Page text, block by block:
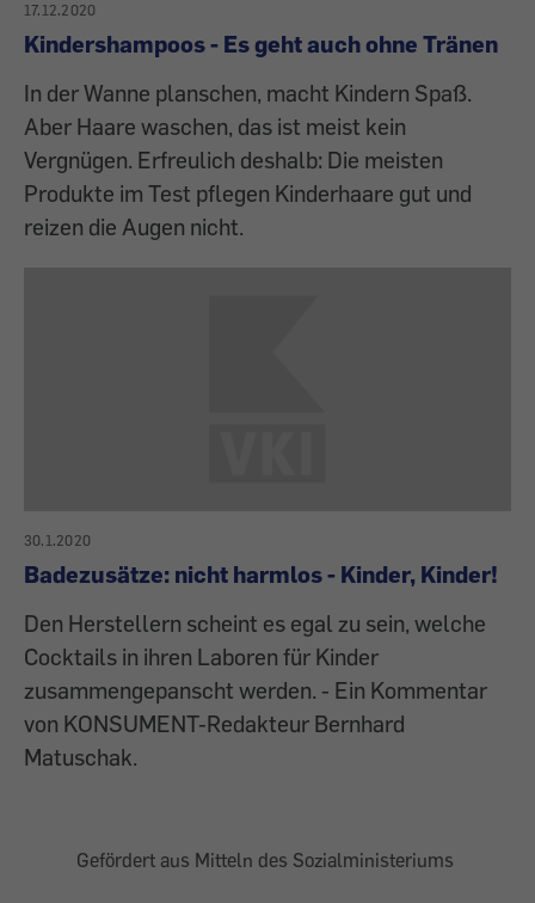
17.12.2020
Kindershampoos - Es geht auch ohne Tränen
In der Wanne planschen, macht Kindern Spaß.
Aber Haare waschen, das ist meist kein
Vergnügen. Erfreulich deshalb: Die meisten
Produkte im Test pflegen Kinderhaare gut und
reizen die Augen nicht.
30.1.2020
Badezusätze: nicht harmlos - Kinder, Kinder!
Den Herstellern scheint es egal zu sein, welche
Cocktails in ihren Laboren für Kinder
zusammengepanscht werden. - Ein Kommentar
von KONSUMENT-Redakteur Bernhard
Matuschak.
Gefördert aus Mitteln des Sozialministeriums